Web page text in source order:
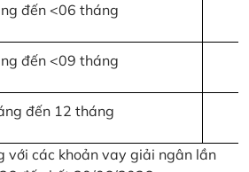
đến <06 tháng
đến <09 tháng
đến 12 tháng
với các khoản vay giải ngân lần